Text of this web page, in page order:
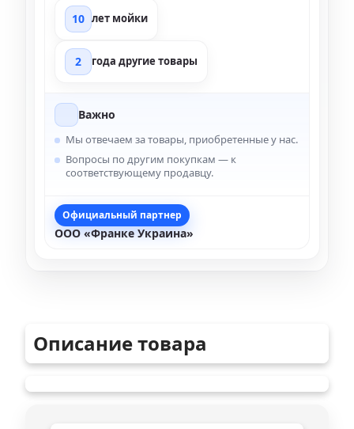
10 лет мойки
2 года другие товары
Важно
Мы отвечаем за товары, приобретенные у нас.
Вопросы по другим покупкам — к
соответствующему продавцу.
Официальный партнер
ООО «Франке Украина»
Описание товара